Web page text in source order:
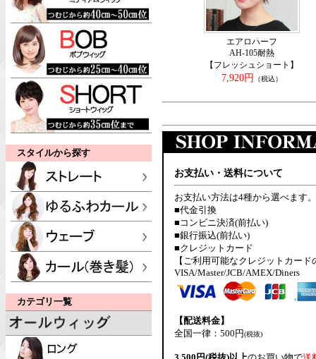
スタイルから探す
カテゴリ一覧
エアロハーフ
AH-105耐熱
【フレッシュショート】
7,920円
（税込）
お支払い・送料について
お支払い方法は4種から選べます。
■代金引換
■コンビニ決済(前払い)
■銀行振込(前払い)
■クレジットカード
【ご利用可能なクレジットカード
VISA/Master/JCB/AMEX/Diners
【配送料金】
全国一律：500円(税抜)